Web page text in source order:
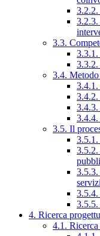
3.2.3.
3.3.
3.4.
3.4.2.
3.4.4.
3.5. Il
3.5.1.
3.5.2.
3.5.3.
3.5.4.
3.5.5.
4. Ricerca
4.1.